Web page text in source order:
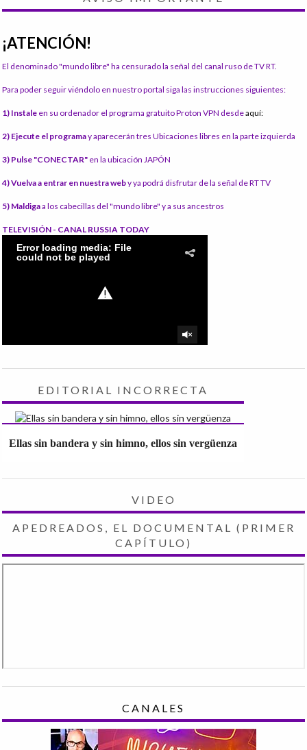
¡ATENCIÓN!
El denominado "mundo libre" ha censurado la señal del canal ruso de TV RT.
Para poder seguir viéndolo en nuestro portal siga las instrucciones siguientes:
1) Instale en su ordenador el programa gratuito Proton VPN desdeaquí:
2) Ejecute el programay aparecerán tres Ubicaciones libres en la parte izquierda
3) Pulse "CONECTAR" en la ubicación JAPÓN
4) Vuelva a entrar en nuestra weby ya podrá disfrutar de la señal de RT TV
5) Maldigaa los cabecillas del "mundo libre" y a sus ancestros
TELEVISIÓN - CANAL RUSSIA TODAY
EDITORIAL INCORRECTA
Ellas sin bandera y sin himno, ellos sin vergüenza
VIDEO
APEDREADOS, EL DOCUMENTAL (PRIMER
CAPÍTULO)
CANALES